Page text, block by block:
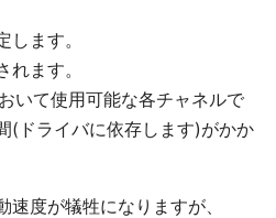
ます。
ます。
いて使用可能な各チャネルで
(ドライバに依存します)がかか
度が犠牲になりますが、